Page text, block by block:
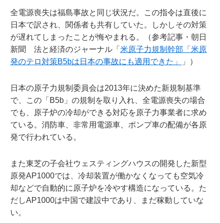
全電源喪失は福島事故と同じ状況だ。この指令は直後に
日本で訳され、関係者も共有していた。しかしその対策
が遅れてしまったことが悔やまれる。（参考記事・朝日
新聞 法と経済のジャーナル「 米原子力規制幹部「米原
発のテロ対策B5bは日本の事故にも適用できた」
」）
日本の原子力規制委員会は2013年に決めた新規制基準
で、この「B5b」の規制を取り入れ、全電源喪失の場合
でも、原子炉の冷却ができる対応を原子力事業者に求め
ている。消防車、非常用電源車、ポンプ車の配備が各原
発で行われている。
また東芝の子会社ウェスティングハウスの開発した新型
原発AP1000では、冷却装置が働かなくなっても空気冷
却などで自動的に原子炉を冷やす構造になっている。た
だしAP1000は中国で建設中であり、まだ稼動していな
い。